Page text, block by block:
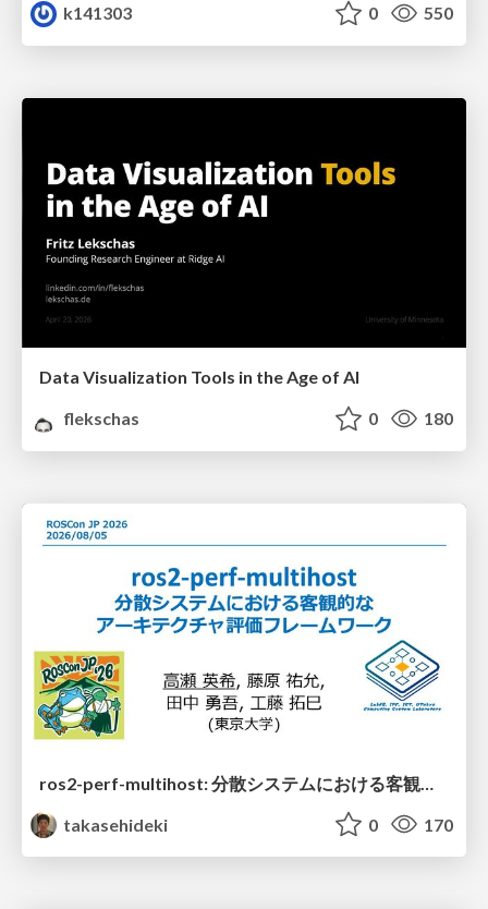
k141303
0 550
Data Visualization Tools in the Age of AI
flekschas
0 180
takasehideki
0 170